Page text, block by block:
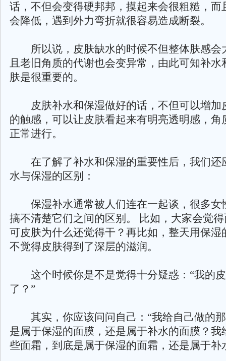
话，不但会变得硬邦邦，摸起来会很粗糙，而
会降低，遇到外力弯折就很容易造成断裂。
所以说，皮肤缺水的时候不但整体肤感会
且老旧角质的代谢也会变异常，由此可知补水
肤是很重要的。
皮肤补水和保湿做好的话，不但可以增加
的触感，可以让皮肤看起来有明亮透明感，角
正常进行。
在了解了补水和保湿的重要性后，我们还
水与保湿的区别：
保湿补水通常被人们连在一起谈，很多女
搞不清楚它们之间的区别。 比如，大家会觉
可皮肤为什么还觉得干？再比如，整天用保湿
不觉得皮肤得到了深层的滋润。
这个时候你是不是觉得十分疑惑：“我的
了？”
其实，你应该问问自己：“我给自己做的
是属于保湿的面膜，还是属于补水的面膜？我
些面霜，到底是属于保湿的面霜，还是属于补